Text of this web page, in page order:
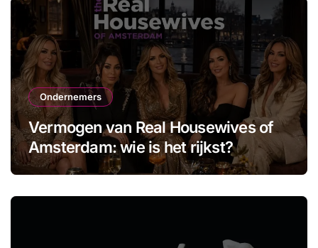
Ondernemers
Vermogen van Real Housewives of
Amsterdam: wie is het rijkst?